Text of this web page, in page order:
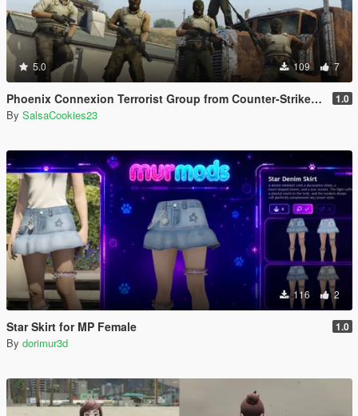
5.0 109 7
Phoenix Connexion Terrorist Group from Counter-Strike: Global Offensive (Shattered Web + Broken Fang skins included) 1.0
By SalsaCookies23
116 2
Star Skirt for MP Female 1.0
By dorimur3d